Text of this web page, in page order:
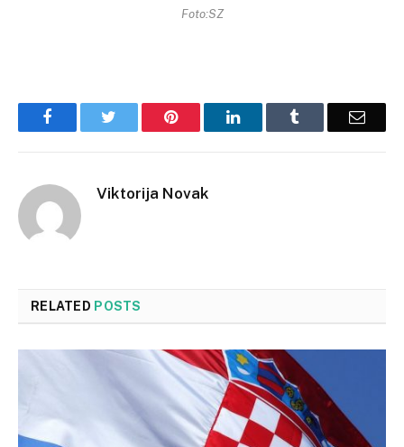
Foto:SZ
Facebook Pinterest LinkedIn Email
Viktorija Novak
RELATED POSTS